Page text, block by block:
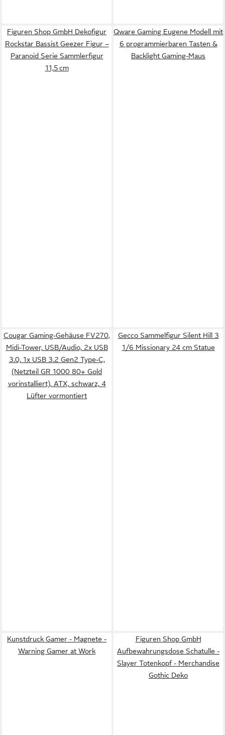
Figuren Shop GmbH Dekofigur
Rockstar Bassist Geezer Figur –
Paranoid Serie Sammlerfigur
11,5 cm
Qware Gaming Eugene Modell mit
6 programmierbaren Tasten &
Backlight Gaming-Maus
Cougar Gaming-Gehäuse FV270,
Midi-Tower, USB/Audio, 2x USB
3.0, 1x USB 3.2 Gen2 Type-C,
(Netzteil GR 1000 80+ Gold
vorinstalliert), ATX, schwarz, 4
Lüfter vormontiert
Gecco Sammelfigur Silent Hill 3
1/6 Missionary 24 cm Statue
Kunstdruck Gamer - Magnete -
Warning Gamer at Work
Figuren Shop GmbH
Aufbewahrungsdose Schatulle -
Slayer Totenkopf - Merchandise
Gothic Deko